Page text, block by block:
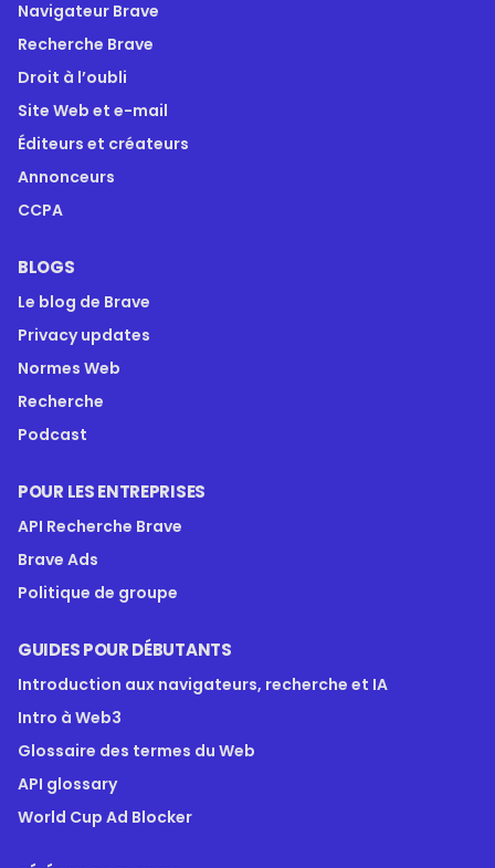
Navigateur Brave
Recherche Brave
Droit à l’oubli
Site Web et e-mail
Éditeurs et créateurs
Annonceurs
CCPA
BLOGS
Le blog de Brave
Privacy updates
Normes Web
Recherche
Podcast
POUR LES ENTREPRISES
API Recherche Brave
Brave Ads
Politique de groupe
GUIDES POUR DÉBUTANTS
Introduction aux navigateurs, recherche et IA
Intro à Web3
Glossaire des termes du Web
API glossary
World Cup Ad Blocker